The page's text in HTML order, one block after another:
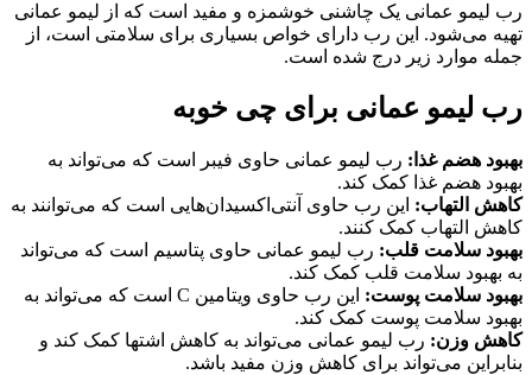
رب لیمو عمانی یک چاشنی خوشمزه و مفید است که از لیمو عمانی
تهیه می‌شود. این رب دارای خواص بسیاری برای سلامتی است، از
جمله موارد زیر درج شده است.
رب لیمو عمانی برای چی خوبه
بهبود هضم غذا: رب لیمو عمانی حاوی فیبر است که می‌تواند به
بهبود هضم غذا کمک کند.
کاهش التهاب: این رب حاوی آنتی‌اکسیدان‌هایی است که می‌توانند به
کاهش التهاب کمک کنند.
بهبود سلامت قلب: رب لیمو عمانی حاوی پتاسیم است که می‌تواند
به بهبود سلامت قلب کمک کند.
بهبود سلامت پوست:
این رب حاوی ویتامین C است که می‌تواند به
بهبود سلامت پوست کمک کند.
کاهش وزن: رب لیمو عمانی می‌تواند به کاهش اشتها کمک کند و
بنابراین می‌تواند برای کاهش وزن مفید باشد.